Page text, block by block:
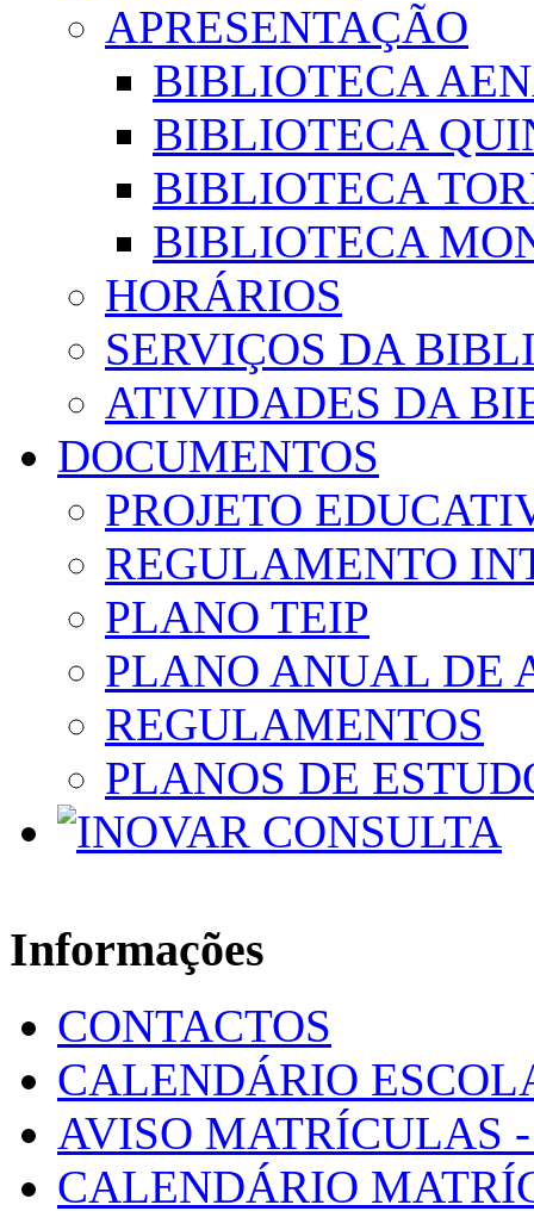
APRESENTAÇÃO
BIBLIOTECA
BIBLIOTECA
BIBLIOTECA
BIBLIOTECA
HORÁRIOS
SERVIÇOS DA
ATIVIDADES DA
DOCUMENTOS
PROJETO
REGULAMENTO
PLANO TEIP
PLANO ANUAL DE
REGULAMENTOS
PLANOS DE
Informações
CONTACTOS
CALENDÁRIO
AVISO MATRÍCULAS
CALENDÁRIO